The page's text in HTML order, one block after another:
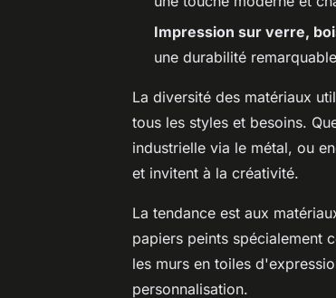
Impression sur verre,
une durabilité
La diversité des matériaux
tous les styles et besoins.
industrielle via le métal, ou
et invitent à la créativité.
La tendance est aux
papiers peints spécialement
les murs en toiles
personnalisation.